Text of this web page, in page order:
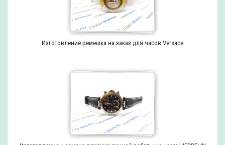
Изготовление ремешка на заказ для часов Versace